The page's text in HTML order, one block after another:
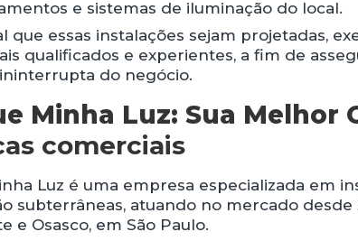
e sistemas de iluminação do local.
que essas instalações sejam projetadas,
qualificados e experientes, a fim de
do negócio.
Minha Luz: Sua Melhor
comerciais
Luz é uma empresa especializada em
subterrâneas, atuando no mercado desde
e Osasco, em São Paulo.